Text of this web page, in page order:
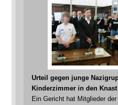
Urteil gegen junge
Kinderzimmer in den Knast
Ein Gericht hat Mitglieder der